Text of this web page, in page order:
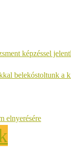
képzéssel
belekóstoltunk a
elnyerésére